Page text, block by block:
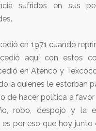
sufridos en sus
en 1971 cuando
aquí con estos
en Atenco y
a quienes le estorban
de hacer política a
robo, despojo y la
es por eso que hoy junto